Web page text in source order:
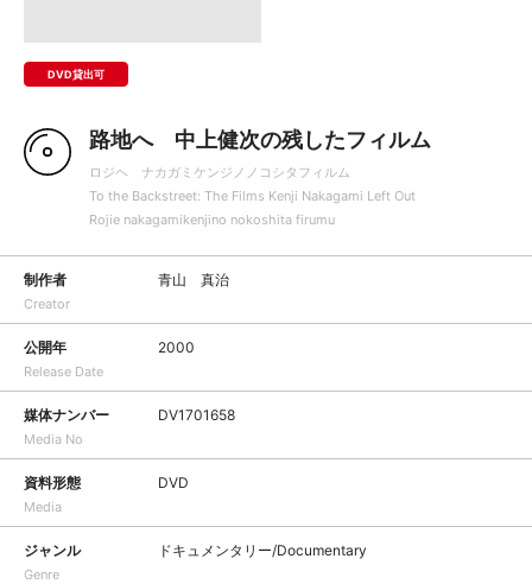
DVD貸出可
路地へ 中上健次の残したフィルム
ロジヘ ナカガミケンジノノコシタフィルム
To the Backstreet: The Films Kenji Nakagami Left Out
Rojie nakagamikenjino nokoshita firumu
制作者
Creator
青山 真治
公開年
Release Date
2000
媒体ナンバー
Media No
DV1701658
資料形態
Media
DVD
ジャンル
Genre
ドキュメンタリー/Documentary